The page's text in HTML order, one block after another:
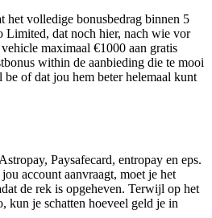
het volledige bonusbedrag binnen 5
Limited, dat noch hier, nach wie vor
maximaal €1000 aan gratis
within de aanbieding die te mooi
of dat jou hem beter helemaal kunt
Paysafecard, entropay en eps.
account aanvraagt, moet je het
de rek is opgeheven. Terwijl op het
kun je schatten hoeveel geld je in